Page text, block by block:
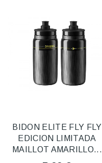
BIDON ELITE FLY FLY
EDICION LIMITADA
MAILLOT AMARILLO...